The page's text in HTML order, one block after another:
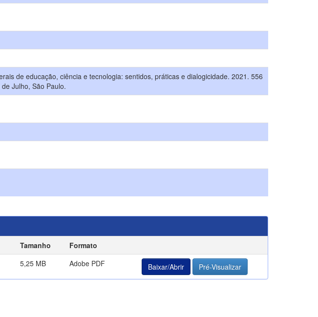
de educação, ciência e tecnologia: sentidos, práticas e dialogicidade. 2021. 556
Julho, São Paulo.
Tamanho
Formato
5,25 MB Adobe PDF Baixar/Abrir Pré-Visualizar